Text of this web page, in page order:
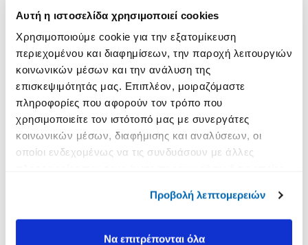
Αυτή η ιστοσελίδα χρησιμοποιεί cookies
Χρησιμοποιούμε cookie για την εξατομίκευση
περιεχομένου και διαφημίσεων, την παροχή λειτουργιών
κοινωνικών μέσων και την ανάλυση της
επισκεψιμότητάς μας. Επιπλέον, μοιραζόμαστε
πληροφορίες που αφορούν τον τρόπο που
χρησιμοποιείτε τον ιστότοπό μας με συνεργάτες
κοινωνικών μέσων, διαφήμισης και αναλύσεων, οι
οποίοι ενδεχομένως να τις συνδυάσουν με άλλες
Προβολή λεπτομερειών
Να επιτρέπονται όλα
START NOW